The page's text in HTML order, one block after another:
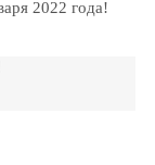
2022 года!